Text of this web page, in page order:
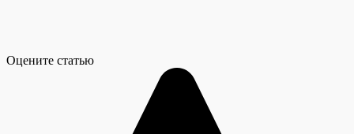
Оцените статью